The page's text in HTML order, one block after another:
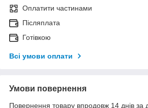
Оплатити частинами
Післяплата
Готівкою
Всі умови оплати
Умови повернення
Повернення товару впродовж 14 днів за